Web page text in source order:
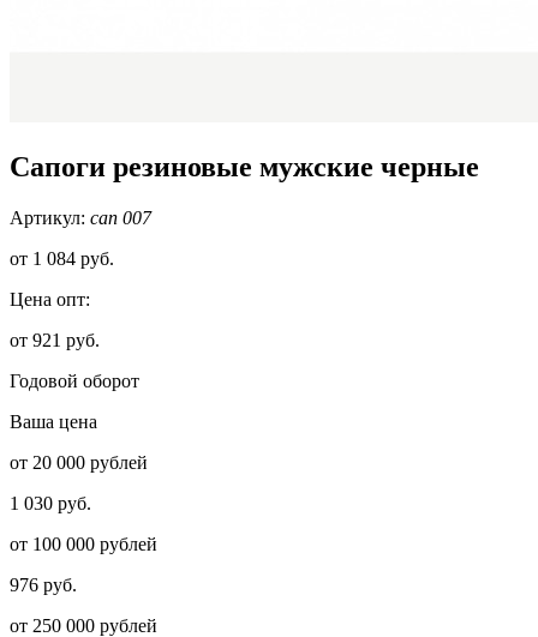
Сапоги резиновые мужские черные
Артикул: сап 007
от 1 084 руб.
Цена опт:
от 921 руб.
Годовой оборот
Ваша цена
от 20 000 рублей
1 030 руб.
от 100 000 рублей
976 руб.
от 250 000 рублей